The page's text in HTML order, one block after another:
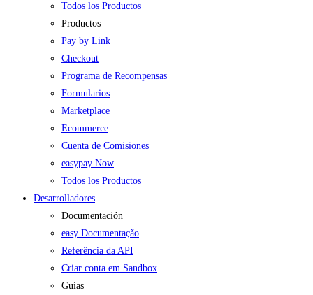
Todos los Productos
Productos
Pay by Link
Checkout
Programa de Recompensas
Formularios
Marketplace
Ecommerce
Cuenta de Comisiones
easypay Now
Todos los Productos
Desarrolladores
Documentación
easy Documentação
Referência da API
Criar conta em Sandbox
Guías